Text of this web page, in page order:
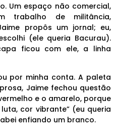
Um espaço não comercial,
trabalho de militância,
propôs um jornal; eu,
(ele queria Bacurau).
ficou com ele, a linha
por minha conta. A paleta
Jaime fechou questão
e o amarelo, porque
cor vibrante” (eu queria
enfiando um branco.